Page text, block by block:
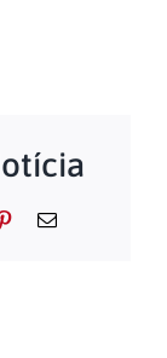
Pinterest
E-